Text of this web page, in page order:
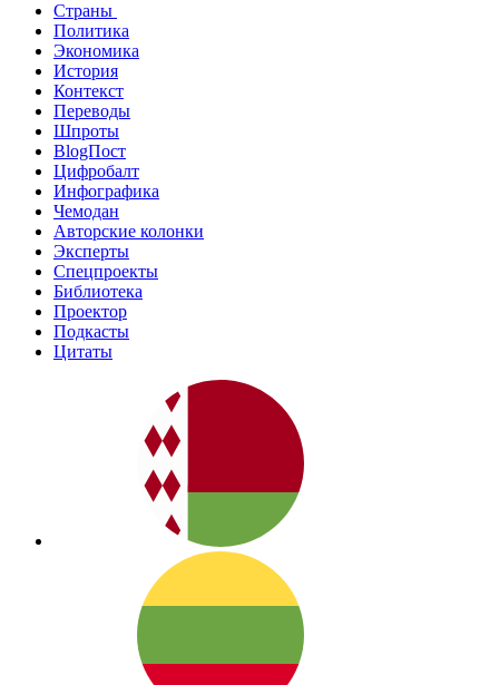
Страны
Политика
Экономика
История
Контекст
Переводы
Шпроты
BlogПост
Цифробалт
Инфографика
Чемодан
Авторские колонки
Эксперты
Спецпроекты
Библиотека
Проектор
Подкасты
Цитаты